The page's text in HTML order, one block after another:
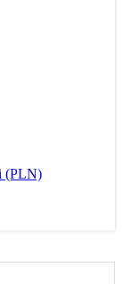
(PLN)